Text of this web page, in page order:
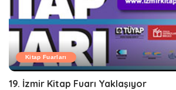
Kitap Fuarları
19. İzmir Kitap Fuarı Yaklaşıyor